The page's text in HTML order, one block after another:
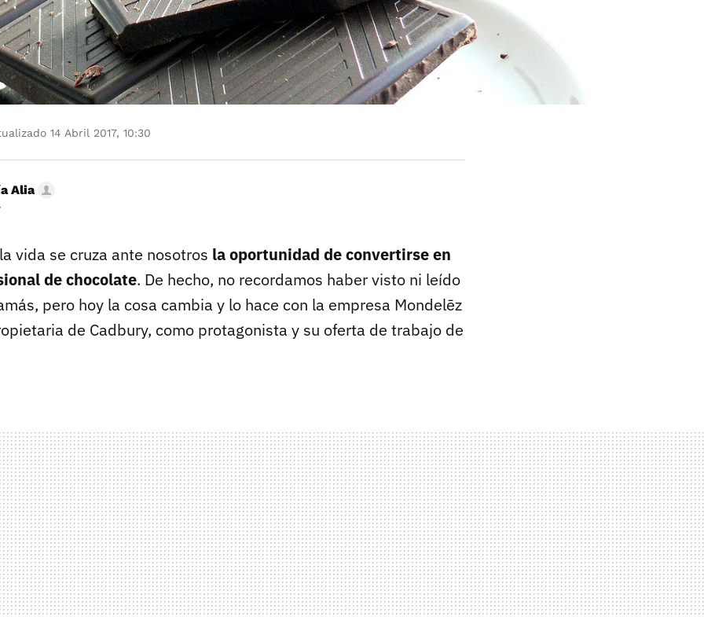
14 Abril 2017, 10:30
Alia
vida se cruza ante nosotros la oportunidad de convertirse en
de chocolate. De hecho, no recordamos haber visto ni leído
pero hoy la cosa cambia y lo hace con la empresa Mondelēz
de Cadbury, como protagonista y su oferta de trabajo de